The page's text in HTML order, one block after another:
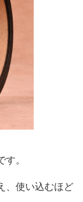
す。
、使い込むほど